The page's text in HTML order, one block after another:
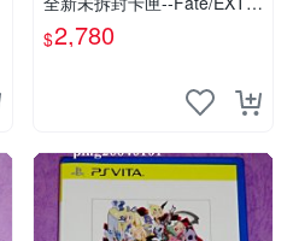
LLA 限定版 (日版)
$2,780